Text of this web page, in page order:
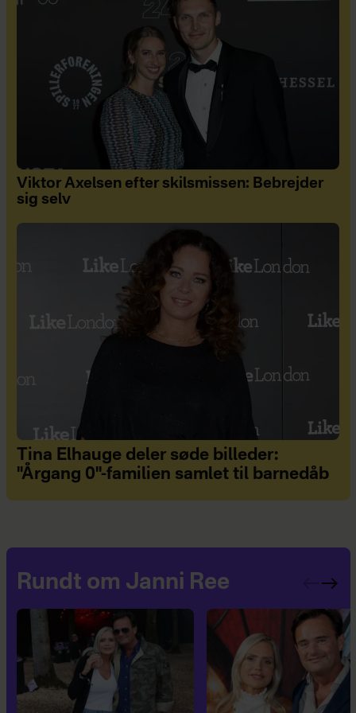
Viktor Axelsen efter skilsmissen: Bebrejder
sig selv
Tina Elhauge deler søde billeder:
"Årgang 0"-familien samlet til barnedåb
Rundt om Janni Ree